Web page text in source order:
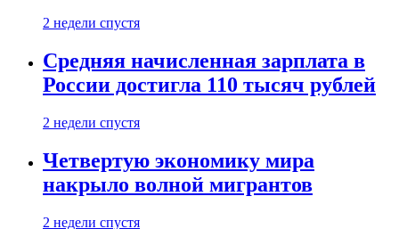
2 недели спустя
Средняя начисленная зарплата в
России достигла 110 тысяч рублей
2 недели спустя
Четвертую экономику мира
накрыло волной мигрантов
2 недели спустя